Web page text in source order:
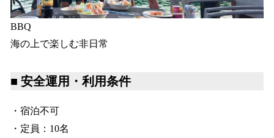
BBQ
海の上で楽しむ非日常
■ 安全運用・利用条件
・宿泊不可
・定員：10名